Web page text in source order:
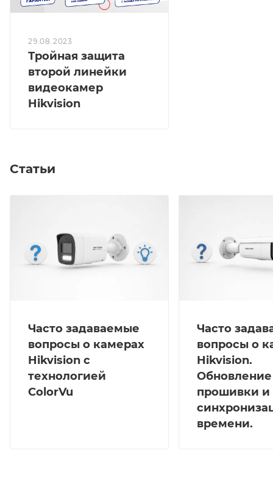
29.08.2023
Тройная защита
второй линейки
видеокамер
Hikvision
Статьи
Часто задаваемые
вопросы о камерах
Hikvision с
технологией
ColorVu
Часто
вопросы о
Hikvision.
Обновление
прошивки и
времени.